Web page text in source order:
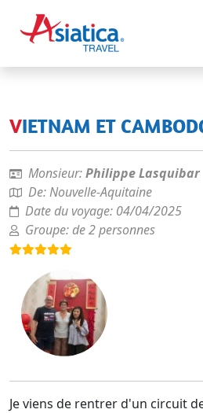
VIETNAM ET
Monsieur:Philippe Lasquibar
De:Nouvelle-Aquitaine
Date du voyage: 04/04/2025
Groupe:de 2 personnes
Je viens de rentrer d'un circuit